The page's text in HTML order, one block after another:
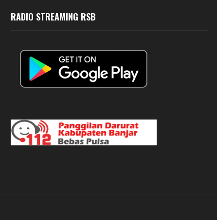
RADIO STREAMING RSB